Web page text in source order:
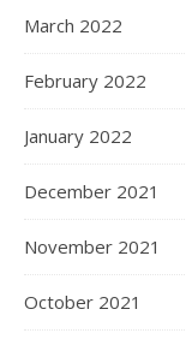
March 2022
February 2022
January 2022
December 2021
November 2021
October 2021